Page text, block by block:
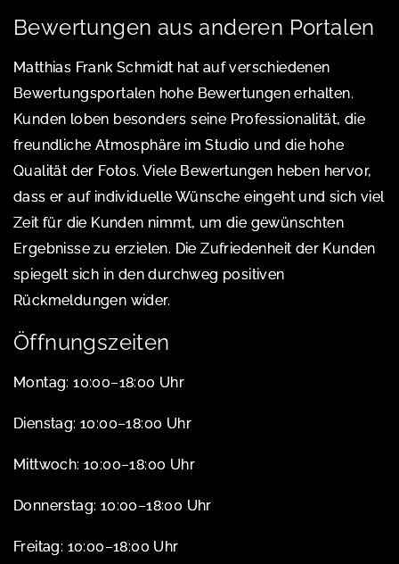
Bewertungen aus anderen Portalen
Matthias Frank Schmidt hat auf verschiedenen
Bewertungsportalen hohe Bewertungen erhalten.
Kunden loben besonders seine Professionalität, die
freundliche Atmosphäre im Studio und die hohe
Qualität der Fotos. Viele Bewertungen heben hervor,
dass er auf individuelle Wünsche eingeht und sich viel
Zeit für die Kunden nimmt, um die gewünschten
Ergebnisse zu erzielen. Die Zufriedenheit der Kunden
spiegelt sich in den durchweg positiven
Rückmeldungen wider.
Öffnungszeiten
Montag: 10:00–18:00 Uhr
Dienstag: 10:00–18:00 Uhr
Mittwoch: 10:00–18:00 Uhr
Donnerstag: 10:00–18:00 Uhr
Freitag: 10:00–18:00 Uhr